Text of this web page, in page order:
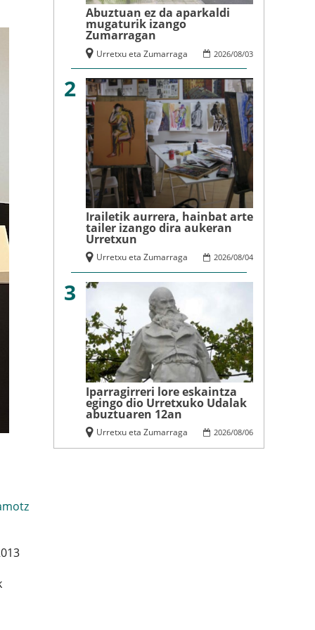
Abuztuan ez da aparkaldi
mugaturik izango
Zumarragan
2026/08/03
Urretxu eta Zumarraga
2
Irailetik aurrera, hainbat arte
tailer izango dira aukeran
Urretxun
2026/08/04
Urretxu eta Zumarraga
3
Iparragirreri lore eskaintza
egingo dio Urretxuko Udalak
abuztuaren 12an
2026/08/06
Urretxu eta Zumarraga